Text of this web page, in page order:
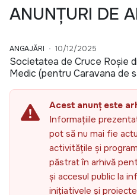
ANUNȚURI DE
ANGAJĂRI 10/12/2025
Societatea de Cruce Roșie
Medic (pentru Caravana de
Acest anunț este
Informațiile
pot să nu mai fie
activitățile și
păstrat în arhivă
și accesul public la
inițiativele și